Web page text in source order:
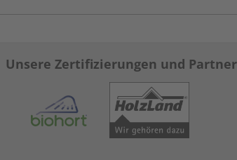
Unsere Zertifizierungen und Partner